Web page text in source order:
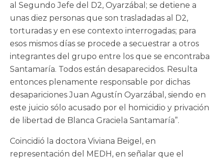
al Segundo Jefe del D2, Oyarzábal; se detiene a
unas diez personas que son trasladadas al D2,
torturadas y en ese contexto interrogadas; para
esos mismos días se procede a secuestrar a otros
integrantes del grupo entre los que se encontraba
Santamaría. Todos están desaparecidos. Resulta
entonces plenamente responsable por dichas
desapariciones Juan Agustín Oyarzábal, siendo en
este juicio sólo acusado por el homicidio y privación
de libertad de Blanca Graciela Santamaría”.
Coincidió la doctora Viviana Beigel, en
representación del MEDH, en señalar que el